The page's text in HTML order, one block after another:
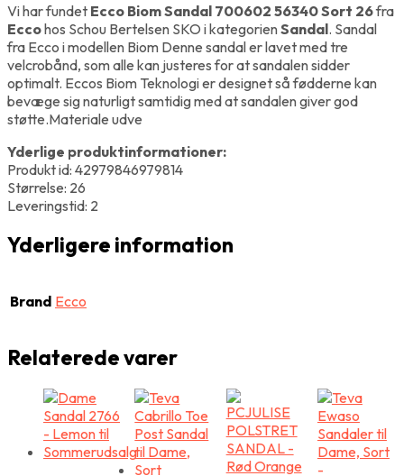
Vi har fundet Ecco Biom Sandal 700602 56340 Sort 26fra
Eccohos Schou Bertelsen SKO i kategorienSandal. Sandal
fra Ecco i modellen Biom Denne sandal er lavet med tre
velcrobånd, som alle kan justeres for at sandalen sidder
optimalt. Eccos Biom Teknologi er designet så fødderne kan
bevæge sig naturligt samtidig med at sandalen giver god
støtte.Materiale udve
Yderlige produktinformationer:
Produkt id: 42979846979814
Størrelse: 26
Leveringstid: 2
Yderligere information
Brand Ecco
Relaterede varer